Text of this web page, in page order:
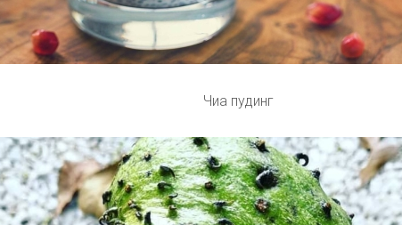
Чиа пудинг